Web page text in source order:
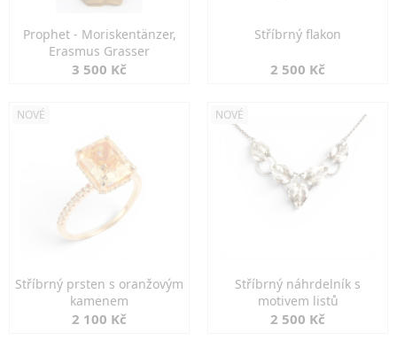
Prophet - Moriskentänzer,
Erasmus Grasser
3 500 Kč
Stříbrný flakon
2 500 Kč
NOVÉ
Stříbrný prsten s oranžovým
kamenem
2 100 Kč
NOVÉ
Stříbrný náhrdelník s
motivem listů
2 500 Kč